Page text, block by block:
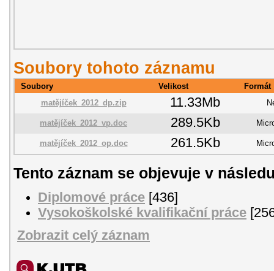
Soubory tohoto záznamu
Soubory Velikost
Formát
matějíček_2012_dp.zip
11.33Mb
matějíček_2012_vp.doc 289.5Kb
matějíček_2012_op.doc 261.5Kb
Tento záznam se objevuje v
Diplomové práce [436]
Vysokoškolské kvalifikační práce
Zobrazit celý záznam